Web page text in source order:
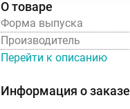
О товаре
Форма выпуска
Производитель
Перейти к описанию
Информация о заказе